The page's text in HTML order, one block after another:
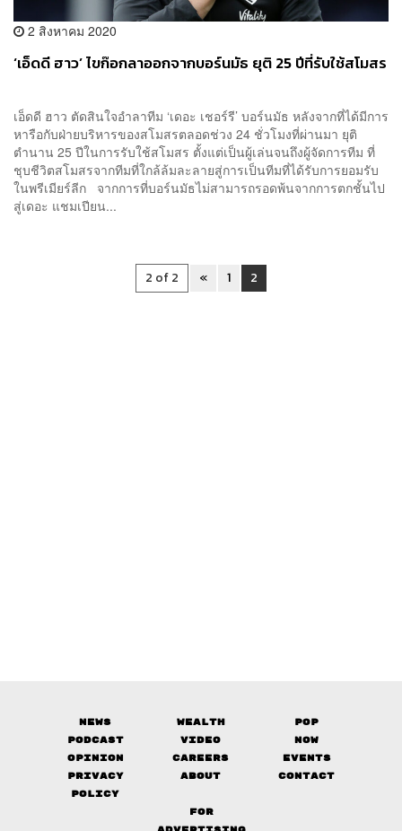
2 สิงหาคม 2020
‘เอ็ดดี ฮาว’ ไขก๊อกลาออกจากบอร์นมัธ ยุติ 25 ปีที่รับใช้สโมสร
เอ็ดดี ฮาว ตัดสินใจอำลาทีม ‘เดอะ เชอร์รี’ บอร์นมัธ หลังจากที่ได้มีการ
หารือกับฝ่ายบริหารของสโมสรตลอดช่วง 24 ชั่วโมงที่ผ่านมา ยุติ
ตำนาน 25 ปีในการรับใช้สโมสร ตั้งแต่เป็นผู้เล่นจนถึงผู้จัดการทีม ที่
ชุบชีวิตสโมสรจากทีมที่ใกล้ล้มละลายสู่การเป็นทีมที่ได้รับการยอมรับ
ในพรีเมียร์ลีก จากการที่บอร์นมัธไม่สามารถรอดพ้นจากการตกชั้นไป
สู่เดอะ แชมเปียน...
2 of 2 « 1 2
News Wealth
Pop
Podcast
Video
Now
Opinion
Careers
Events
Privacy
Policy
About Contact
FOR